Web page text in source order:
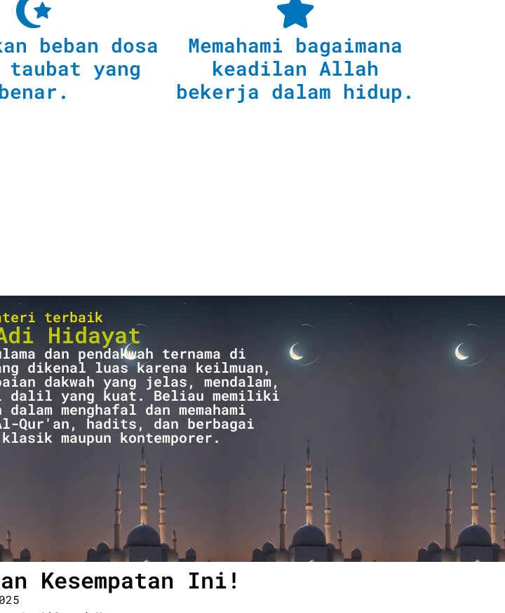
beban dosa
taubat yang
benar.
Memahami bagaimana
keadilan Allah
bekerja dalam hidup.
terbaik
Hidayat
dan pendakwah ternama di
dikenal luas karena keilmuan,
dakwah yang jelas, mendalam,
dalil yang kuat. Beliau memiliki
menghafal dan memahami
Qur'an, hadits, dan berbagai
maupun kontemporer.
Kesempatan Ini!